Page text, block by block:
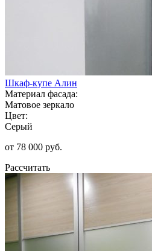
Шкаф-купе Алин
Материал фасада:
Матовое зеркало
Цвет:
Серый
от 78 000 руб.
Рассчитать